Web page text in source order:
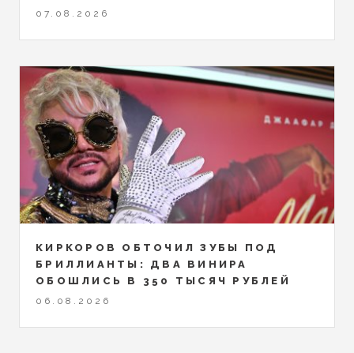
07.08.2026
КИРКОРОВ ОБТОЧИЛ ЗУБЫ ПОД
БРИЛЛИАНТЫ: ДВА ВИНИРА
ОБОШЛИСЬ В 350 ТЫСЯЧ РУБЛЕЙ
06.08.2026